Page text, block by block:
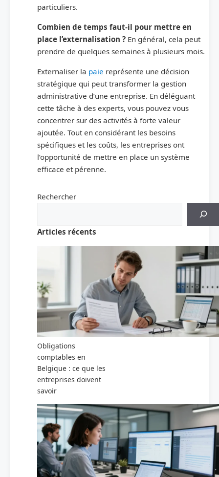
particuliers.
Combien de temps faut-il pour mettre en
place l’externalisation ? En général, cela peut
prendre de quelques semaines à plusieurs mois.
Externaliser la paie représente une décision
stratégique qui peut transformer la gestion
administrative d’une entreprise. En déléguant
cette tâche à des experts, vous pouvez vous
concentrer sur des activités à forte valeur
ajoutée. Tout en considérant les besoins
spécifiques et les coûts, les entreprises ont
l’opportunité de mettre en place un système
efficace et pérenne.
Rechercher
Articles récents
Obligations
comptables en
Belgique : ce que les
entreprises doivent
savoir